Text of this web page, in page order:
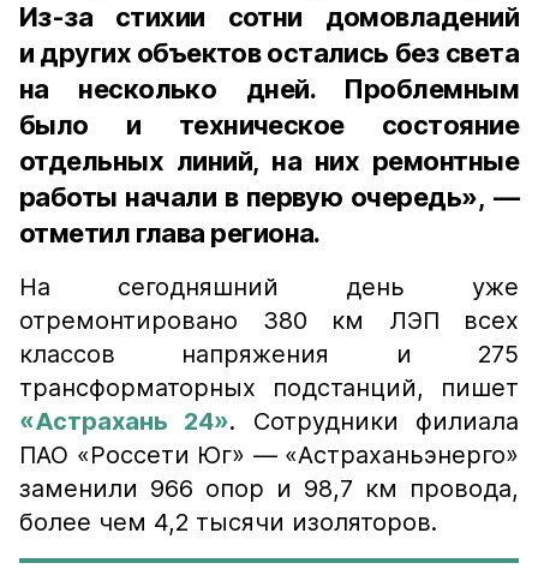
Из-за стихии сотни домовладений
и других объектов остались без света
на несколько дней. Проблемным
было и техническое состояние
отдельных линий, на них ремонтные
работы начали в первую очередь», —
отметил глава региона.
На сегодняшний день уже
отремонтировано 380 км ЛЭП всех
классов напряжения и 275
трансформаторных подстанций, пишет
«Астрахань 24». Сотрудники филиала
ПАО «Россети Юг» — «Астраханьэнерго»
заменили 966 опор и 98,7 км провода,
более чем 4,2 тысячи изоляторов.